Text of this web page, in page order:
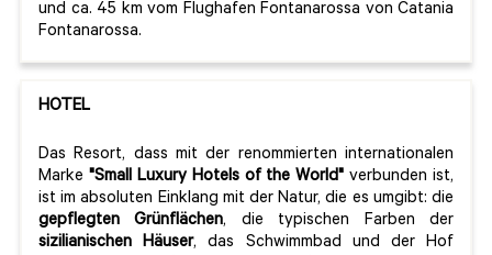
und ca. 45 km vom Flughafen Fontanarossa von Catania
Fontanarossa.
HOTEL
Das Resort, dass mit der renommierten internationalen
Marke "Small Luxury Hotels of the World" verbunden ist,
ist im absoluten Einklang mit der Natur, die es umgibt: die
gepflegten Grünflächen, die typischen Farben der
sizilianischen Häuser, das Schwimmbad und der Hof